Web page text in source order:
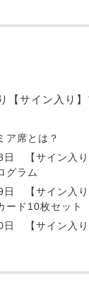
【サイン入り
ア席とは？
日 【サイン入り
グラム
日 【サイン入り
ード10枚セット
日 【サイン入り